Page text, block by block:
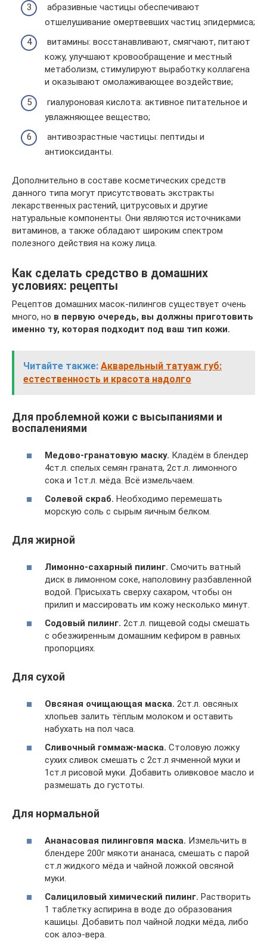
абразивные частицы обеспечивают
отшелушивание омертвевших частиц эпидермиса;
витамины: восстанавливают, смягчают, питают
кожу, улучшают кровообращение и местный
метаболизм, стимулируют выработку коллагена
и оказывают омолаживающее воздействие;
гиалуроновая кислота: активное питательное и
увлажняющее вещество;
антивозрастные частицы: пептиды и
антиоксиданты.
Дополнительно в составе косметических средств
данного типа могут присутствовать экстракты
лекарственных растений, цитрусовых и другие
натуральные компоненты. Они являются источниками
витаминов, а также обладают широким спектром
полезного действия на кожу лица.
Как сделать средство в домашних
условиях: рецепты
Рецептов домашних масок-пилингов существует очень
много, но в первую очередь, вы должны приготовить
именно ту, которая подходит под ваш тип кожи.
Читайте также: Акварельный татуаж губ:
естественность и красота надолго
Для проблемной кожи с высыпаниями и
воспалениями
Медово-гранатовую маску. Кладём в блендер
4ст.л. спелых семян граната, 2ст.л. лимонного
сока и 1ст.л. мёда. Всё измельчаем.
Солевой скраб. Необходимо перемешать
морскую соль с сырым яичным белком.
Для жирной
Лимонно-сахарный пилинг. Смочить ватный
диск в лимонном соке, наполовину разбавленной
водой. Присыхать сверху сахаром, чтобы он
прилип и массировать им кожу несколько минут.
Содовый пилинг. 2ст.л. пищевой соды смешать
с обезжиренным домашним кефиром в равных
пропорциях.
Для сухой
Овсяная очищающая маска. 2ст.л. овсяных
хлопьев залить тёплым молоком и оставить
набухать на пол часа.
Сливочный гоммаж-маска. Столовую ложку
сухих сливок смешать с 2ст.л ячменной муки и
1ст.л рисовой муки. Добавить оливковое масло и
размешать до густоты.
Для нормальной
Ананасовая пилинговпя маска. Измельчить в
блендере 200г мякоти ананаса, смешать с парой
ст.л жидкого мёда и чайной ложкой овсяной
муки.
Салициловый химический пилинг. Растворить
1 таблетку аспирина в воде до образования
кашицы. Добавить пол чайной лодки мёда, либо
сок алоэ-вера.